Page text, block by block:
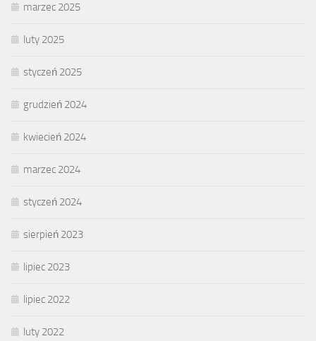
marzec 2025
luty 2025
styczeń 2025
grudzień 2024
kwiecień 2024
marzec 2024
styczeń 2024
sierpień 2023
lipiec 2023
lipiec 2022
luty 2022